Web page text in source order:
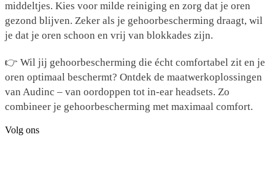
middeltjes. Kies voor milde reiniging en zorg dat je oren
gezond blijven. Zeker als je gehoorbescherming draagt, wil
je dat je oren schoon en vrij van blokkades zijn.
👉 Wil jij gehoorbescherming die écht comfortabel zit en je
oren optimaal beschermt? Ontdek de maatwerkoplossingen
van Audinc – van oordoppen tot in-ear headsets. Zo
combineer je gehoorbescherming met maximaal comfort.
Volg ons